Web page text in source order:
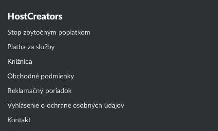
HostCreators
Stop zbytočným poplatkom
Platba za služby
Knižnica
Obchodné podmienky
Reklamačný poriadok
Vyhlásenie o ochrane osobných údajov
Kontakt